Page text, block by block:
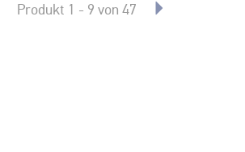
Produkt 1 - 9 von 47